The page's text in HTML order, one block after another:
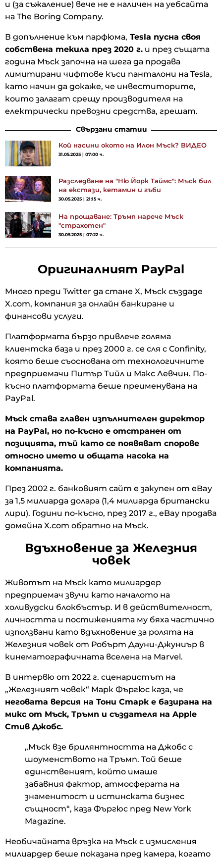
и (за съжаление) вече не е наличен на уебсайта
на The Boring Company.
В допълнение към парфюма, Tesla пусна своя
собствена текила през 2020 г. и през същата
година Мъск започна на шега да продава
лимитирани чифтове къси панталони на Tesla,
като начин да докаже, че инвеститорите,
които залагат срещу производителя на
електрически превозни средства, грешат.
Свързани статии
Кой насини окото на Илон Мъск? ВИДЕО
31.05.2025 | 07:00 ч.
Разследване на "Ню Йорк Таймс": Мъск бил
на екстази, кетамин и гъби
30.05.2025 | 21:15 ч.
На прощаване: Тръмп нарече Мъск
"страхотен"
30.05.2025 | 07:22 ч.
Оригиналният PayPal
Много преди Twitter да стане X, Мъск създаде
X.com, компания за онлайн банкиране и
финансови услуги.
Платформата бързо привлече голяма
клиентска база и през 2000 г. се сля с Confinity,
която беше съоснована от технологичните
предприемачи Питър Тийл и Макс Левчин. По-
късно платформата беше преименувана на
PayPal.
Мъск става главен изпълнителен директор
на PayPal, но по-късно е отстранен от
позицията, тъй като се появяват спорове
относно името и общата насока на
компанията.
През 2002 г. банковият сайт е закупен от eBay
за 1,5 милиарда долара (1,4 милиарда британски
лири). Години по-късно, през 2017 г., eBay продава
домейна X.com обратно на Мъск.
Вдъхновение за Железния
човек
Животът на Мъск като милиардер
предприемач звучи като началото на
холивудски блокбъстър. И в действителност,
личността и постиженията му бяха частично
използвани като вдъхновение за ролята на
Железния човек от Робърт Дауни-Джуниър в
кинематографичната вселена на Marvel.
В интервю от 2022 г. сценаристът на
„Железният човек“ Марк Фъргюс каза, че
неговата версия на Тони Старк е базирана на
микс от Мъск, Тръмп и създателя на Apple
Стив Джобс.
„Мъск взе брилянтността на Джобс с
шоуменството на Тръмп. Той беше
единственият, който имаше
забавния фактор, атмосферата на
знаменитост и истинската бизнес
същност“, каза Фъргюс пред New York
Magazine.
Необичайната връзка на Мъск с измисления
милиардер беше показана пред камера, когато